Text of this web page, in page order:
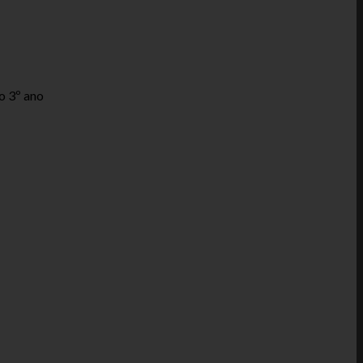
3º ano